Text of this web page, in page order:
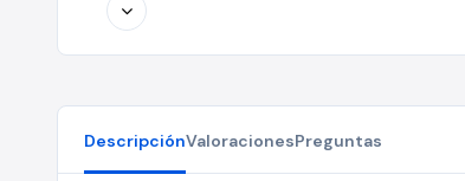
DescripciónValoracionesPreguntas